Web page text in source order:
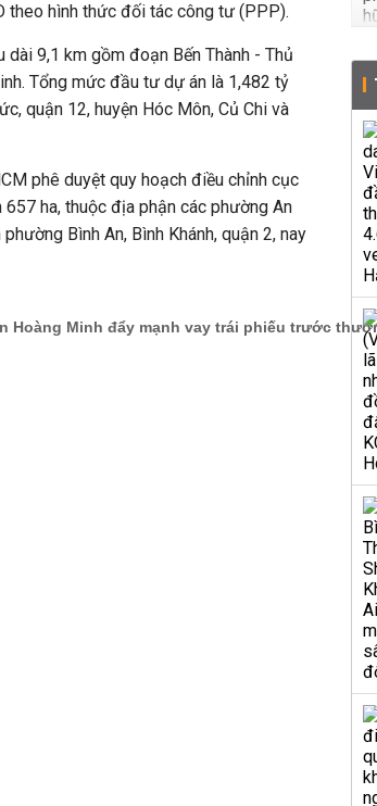
theo hình thức đối tác công tư (PPP).
9,1 km gồm đoạn Bến Thành - Thủ
Tổng mức đầu tư dự án là 1,482 tỷ
quận 12, huyện Hóc Môn, Củ Chi và
phê duyệt quy hoạch điều chỉnh cục
ha, thuộc địa phận các phường An
Bình An, Bình Khánh, quận 2, nay